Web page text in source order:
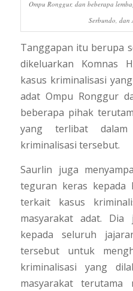
Ompu Ronggur, dan beberapa
Serbundo, dan
Tanggapan itu berupa
dikeluarkan Komnas
kasus kriminalisasi
adat Ompu Ronggur
beberapa pihak
yang terlibat dalam
kriminalisasi tersebut.
Saurlin juga
teguran keras kepada
terkait kasus
masyarakat adat. Dia
kepada seluruh
tersebut untuk
kriminalisasi yang
masyarakat terutama